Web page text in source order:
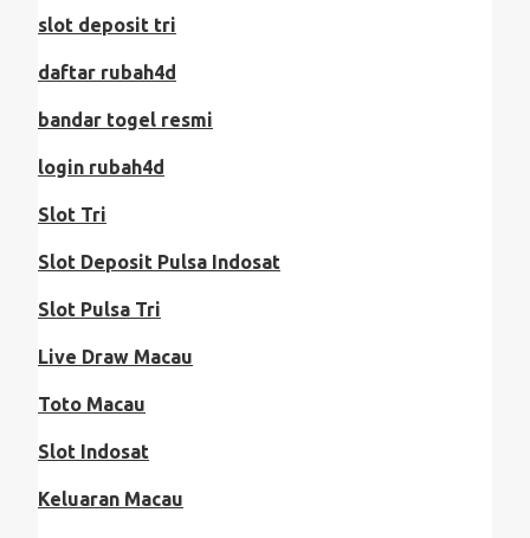
slot deposit tri
daftar rubah4d
bandar togel resmi
login rubah4d
Slot Tri
Slot Deposit Pulsa Indosat
Slot Pulsa Tri
Live Draw Macau
Toto Macau
Slot Indosat
Keluaran Macau